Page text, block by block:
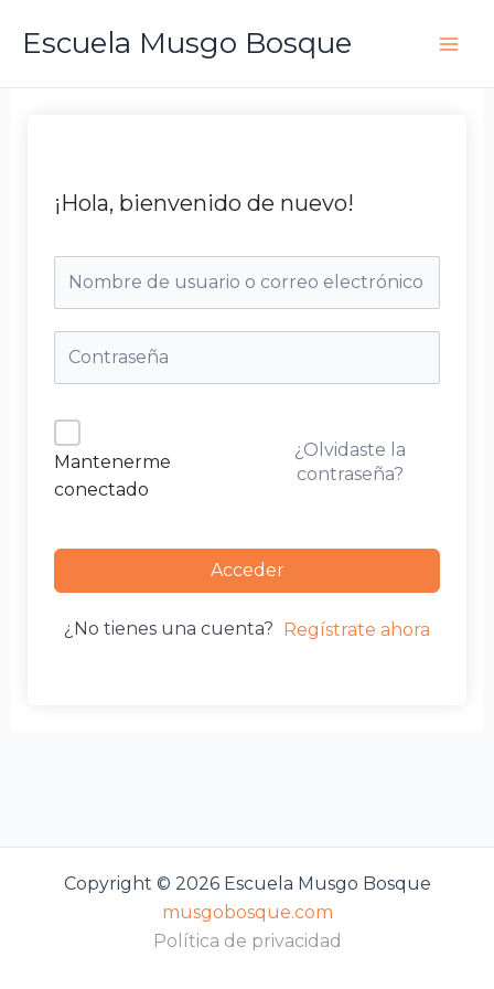
Escuela Musgo Bosque
¡Hola, bienvenido de nuevo!
Mantenerme
conectado
¿Olvidaste la
contraseña?
Acceder
¿No tienes una cuenta? Regístrate ahora
Copyright © 2026 Escuela Musgo Bosque
musgobosque.com
Política de privacidad